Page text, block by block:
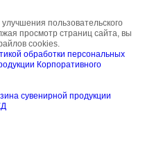
пользовательского
просмотр страниц сайта, вы
cookies.
обработки персональных
Корпоративного
сувенирной продукции